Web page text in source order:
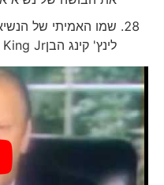
שמו האמיתי של הנשיא
לינץ' קינג הבןLeslie Lynch King Jr.